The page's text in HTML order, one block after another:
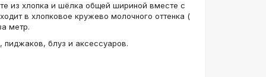
из хлопка и шёлка общей шириной вместе с
в хлопковое кружево молочного оттенка (
метр.
блуз и аксессуаров.